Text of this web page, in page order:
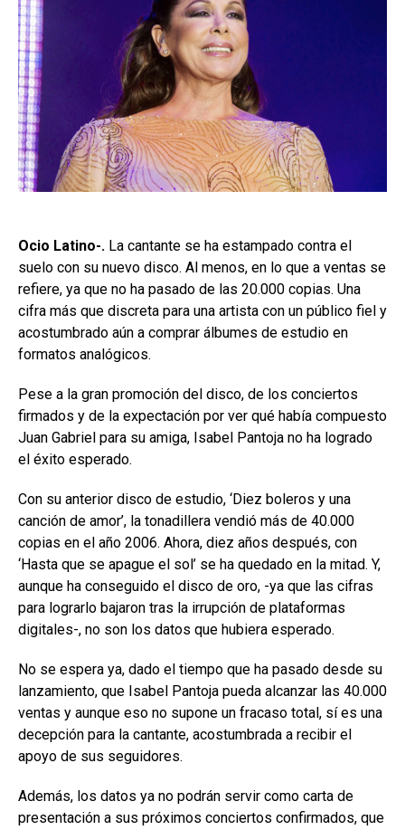
Ocio Latino-. La cantante se ha estampado contra el
suelo con su nuevo disco. Al menos, en lo que a ventas se
refiere, ya que no ha pasado de las 20.000 copias. Una
cifra más que discreta para una artista con un público fiel y
acostumbrado aún a comprar álbumes de estudio en
formatos analógicos.
Pese a la gran promoción del disco, de los conciertos
firmados y de la expectación por ver qué había compuesto
Juan Gabriel para su amiga, Isabel Pantoja no ha logrado
el éxito esperado.
Con su anterior disco de estudio, ‘Diez boleros y una
canción de amor’, la tonadillera vendió más de 40.000
copias en el año 2006. Ahora, diez años después, con
‘Hasta que se apague el sol’ se ha quedado en la mitad. Y,
aunque ha conseguido el disco de oro, -ya que las cifras
para lograrlo bajaron tras la irrupción de plataformas
digitales-, no son los datos que hubiera esperado.
No se espera ya, dado el tiempo que ha pasado desde su
lanzamiento, que Isabel Pantoja pueda alcanzar las 40.000
ventas y aunque eso no supone un fracaso total, sí es una
decepción para la cantante, acostumbrada a recibir el
apoyo de sus seguidores.
Además, los datos ya no podrán servir como carta de
presentación a sus próximos conciertos confirmados, que